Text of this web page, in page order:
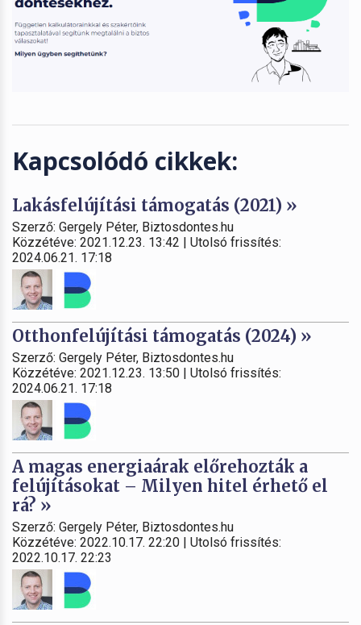
Kapcsolódó cikkek:
Lakásfelújítási támogatás (2021) »
Szerző: Gergely Péter, Biztosdontes.hu
Közzétéve: 2021.12.23. 13:42 | Utolsó frissítés:
2024.06.21. 17:18
Otthonfelújítási támogatás (2024) »
Szerző: Gergely Péter, Biztosdontes.hu
Közzétéve: 2021.12.23. 13:50 | Utolsó frissítés:
2024.06.21. 17:18
A magas energiaárak előrehozták a
felújításokat – Milyen hitel érhető el
rá? »
Szerző: Gergely Péter, Biztosdontes.hu
Közzétéve: 2022.10.17. 22:20 | Utolsó frissítés:
2022.10.17. 22:23